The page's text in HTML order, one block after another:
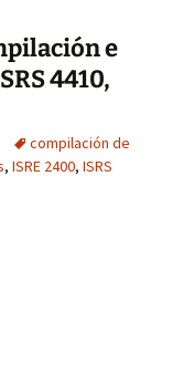
e
4410,
compilación de
, ISRE 2400, ISRS